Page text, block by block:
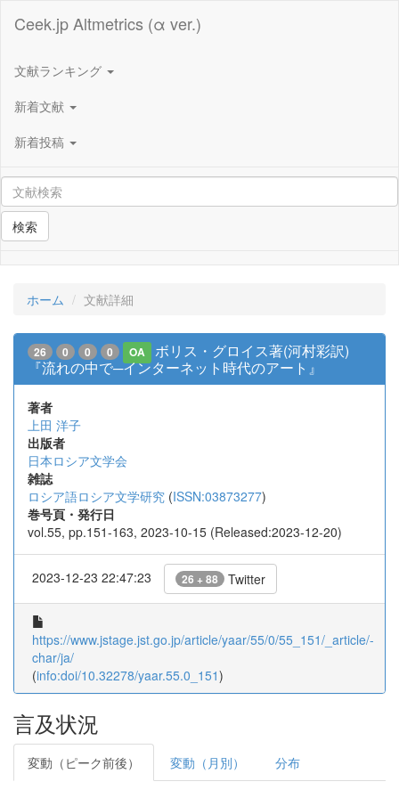
Ceek.jp Altmetrics (α ver.)
文献ランキング
新着文献
新着投稿
検索
ホーム 文献詳細
26 0 0 0 OA
ボリス・グロイス著(河村彩訳)
『流れの中で─インターネット時代のアート』
著者
上田 洋子
出版者
日本ロシア文学会
雑誌
ロシア語ロシア文学研究 (ISSN:03873277)
巻号頁・発行日
vol.55, pp.151-163, 2023-10-15 (Released:2023-12-20)
2023-12-23 22:47:23 26 + 88 Twitter
https://www.jstage.jst.go.jp/article/yaar/55/0/55_151/_article/-
char/ja/
(info:doi/10.32278/yaar.55.0_151)
言及状況
変動（ピーク前後） 変動（月別） 分布